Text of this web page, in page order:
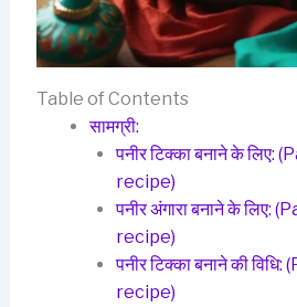
Table of Contents
सामग्री:
पनीर टिक्का बनाने के
recipe)
पनीर अंगारा बनाने के लिए:
recipe)
पनीर टिक्का बनाने की
recipe)